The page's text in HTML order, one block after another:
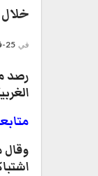
خلال 24 ساعة.. 14 عملا مقاوما ضد الاحتلال في
في 25-فبراير- 2025
الغربية
وقال